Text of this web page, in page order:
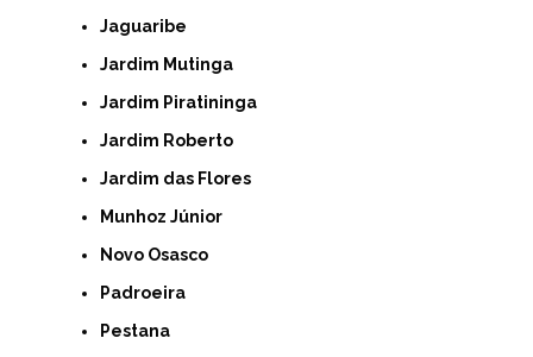
Jaguaribe
Jardim Mutinga
Jardim Piratininga
Jardim Roberto
Jardim das Flores
Munhoz Júnior
Novo Osasco
Padroeira
Pestana